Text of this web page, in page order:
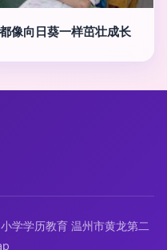
像向日葵一样茁壮成长
小学学历教育 温州市黄龙第二